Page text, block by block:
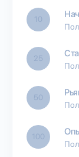
10
25
50
100